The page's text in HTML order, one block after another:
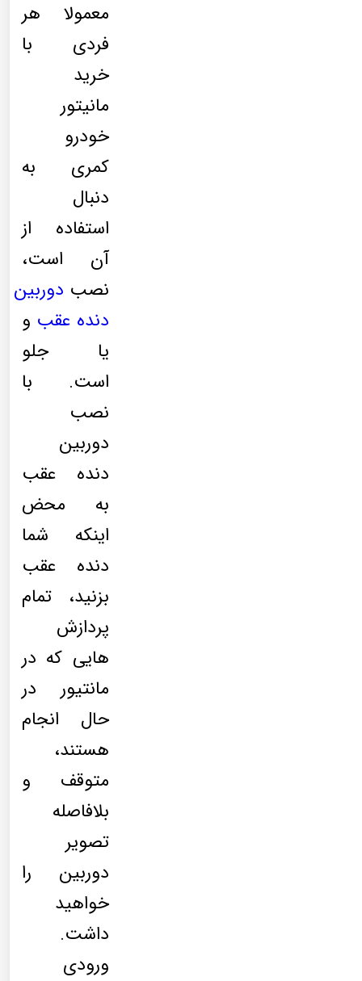
معمولا هر
فردی با
خرید
مانیتور
خودرو
کمری به
دنبال
استفاده از
آن است،
نصب دوربین
دنده عقب و
یا جلو
است. با
نصب
دوربین
دنده عقب
به محض
اینکه شما
دنده عقب
بزنید، تمام
پردازش
هایی که در
مانتیور در
حال انجام
هستند،
متوقف و
بلافاصله
تصویر
دوربین را
خواهید
داشت.
ورودی